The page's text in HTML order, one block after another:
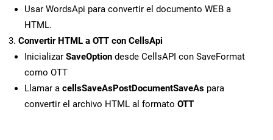
Usar WordsApi para convertir el documento WEB a
HTML.
Convertir HTML a OTT con CellsApi
Inicializar SaveOption desde CellsAPI con SaveFormat
como OTT
Llamar a cellsSaveAsPostDocumentSaveAs para
convertir el archivo HTML al formato OTT